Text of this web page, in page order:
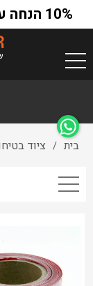
10% הנחה על כל האתר בקוד קופון extra10
בית / ציוד